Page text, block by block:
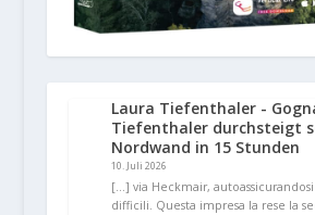
Laura Tiefenthaler -
Tiefenthaler durchsteigt
Nordwand in 15 Stunden
10. Juli 2026
[…] via Heckmair,
difficili. Questa impresa la rese la